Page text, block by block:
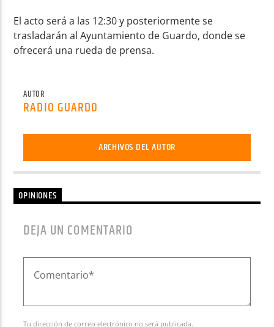
El acto será a las 12:30 y posteriormente se
trasladarán al Ayuntamiento de Guardo, donde se
ofrecerá una rueda de prensa.
AUTOR
RADIO GUARDO
ARCHIVOS DEL AUTOR
OPINIONES
DEJA UN COMENTARIO
Tu dirección de correo electrónico no será publicada.